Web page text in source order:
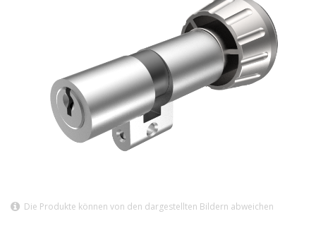
Die Produkte können von den dargestellten Bildern abweichen